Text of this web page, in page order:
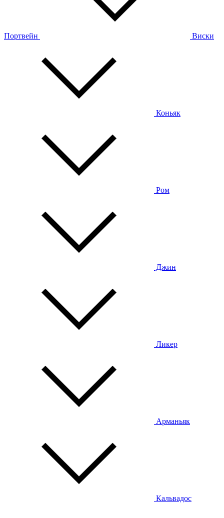
Портвейн Виски
Коньяк
Ром
Джин
Ликер
Арманьяк
Кальвадос